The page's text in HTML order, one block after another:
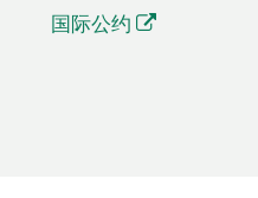
国际公约